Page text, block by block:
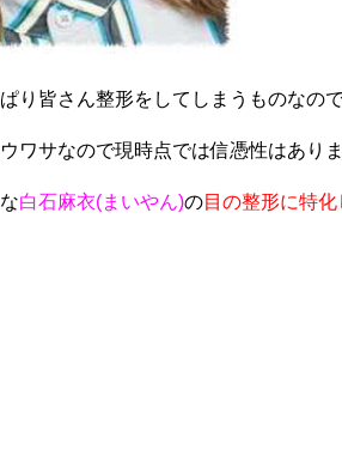
り皆さん整形をしてしまうものなの
ワサなので現時点では信憑性はあり
白石麻衣(まいやん)の目の整形に特化